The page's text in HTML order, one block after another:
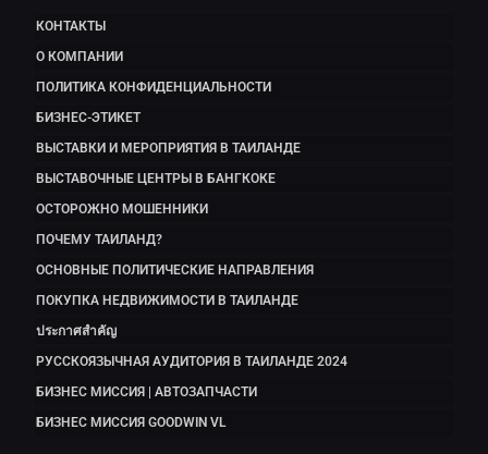
КОНТАКТЫ
О КОМПАНИИ
ПОЛИТИКА КОНФИДЕНЦИАЛЬНОСТИ
БИЗНЕС-ЭТИКЕТ
ВЫСТАВКИ И МЕРОПРИЯТИЯ В ТАИЛАНДЕ
ВЫСТАВОЧНЫЕ ЦЕНТРЫ В БАНГКОКЕ
ОСТОРОЖНО МОШЕННИКИ
ПОЧЕМУ ТАИЛАНД?
ОСНОВНЫЕ ПОЛИТИЧЕСКИЕ НАПРАВЛЕНИЯ
ПОКУПКА НЕДВИЖИМОСТИ В ТАИЛАНДЕ
ประกาศสำคัญ
РУССКОЯЗЫЧНАЯ АУДИТОРИЯ В ТАИЛАНДЕ 2024
БИЗНЕС МИССИЯ | АВТОЗАПЧАСТИ
БИЗНЕС МИССИЯ GOODWIN VL